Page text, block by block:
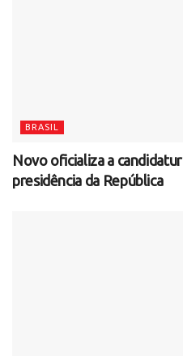
BRASIL
Novo oficializa a
presidência da República